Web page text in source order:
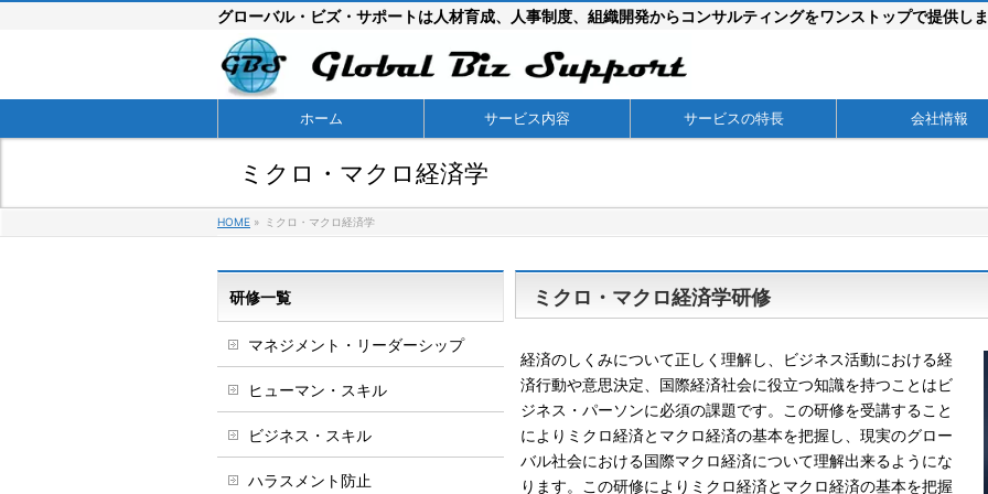
グローバル・ビズ・サポートは人材育成、人事制度、組織開発からコンサルティングをワンストップで提供し
ホーム サービス内容 サービスの特長 会社情報
ミクロ・マクロ経済学
HOME » ミクロ・マクロ経済学
ミクロ・マクロ経済学研修
経済のしくみについて正しく理解し、ビジネス活動における経
済行動や意思決定、国際経済社会に役立つ知識を持つことはビ
ジネス・パーソンに必須の課題です。この研修を受講すること
によりミクロ経済とマクロ経済の基本を把握し、現実のグロー
バル社会における国際マクロ経済について理解出来るようにな
ります。この研修によりミクロ経済とマクロ経済の基本を把握
研修一覧
マネジメント・リーダーシップ
ヒューマン・スキル
ビジネス・スキル
ハラスメント防止